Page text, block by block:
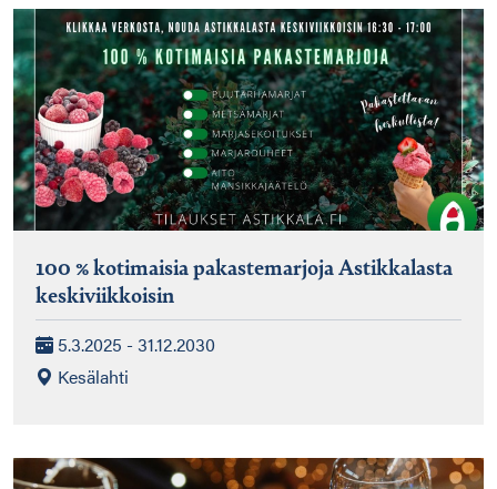
100 % kotimaisia pakastemarjoja Astikkalasta
keskiviikkoisin
5.3.2025 - 31.12.2030
Kesälahti